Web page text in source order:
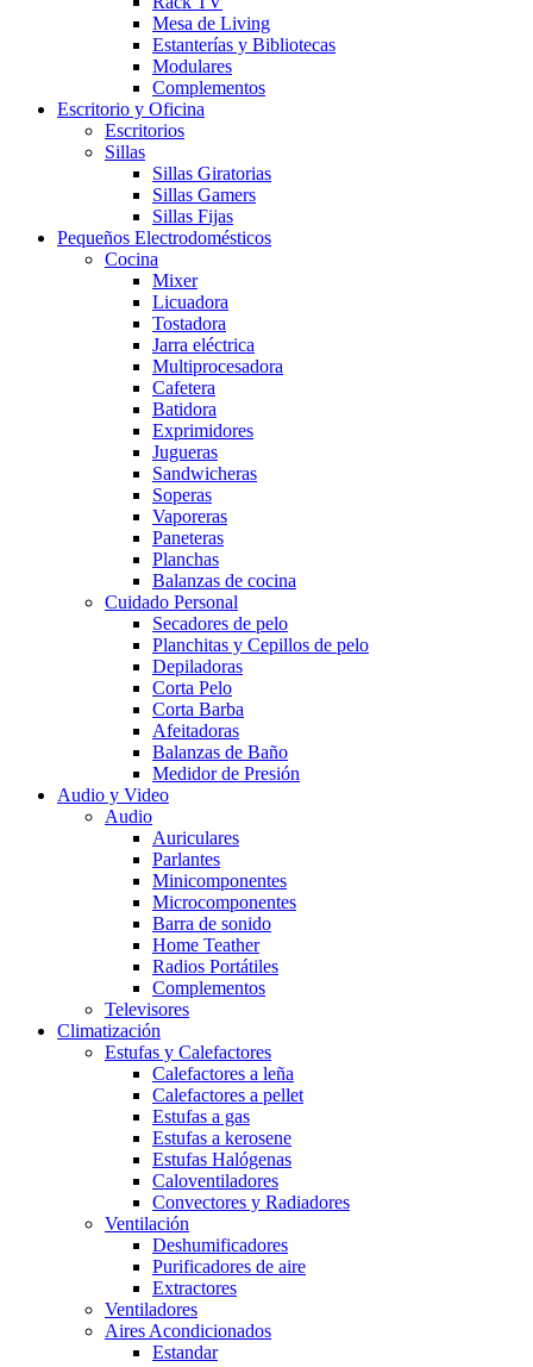
Mesa de Living
Estanterías y Bibliotecas
Modulares
Complementos
Escritorio y Oficina
Escritorios
Sillas
Sillas Giratorias
Sillas Gamers
Sillas Fijas
Pequeños Electrodomésticos
Cocina
Mixer
Licuadora
Tostadora
Jarra eléctrica
Multiprocesadora
Cafetera
Batidora
Exprimidores
Jugueras
Sandwicheras
Soperas
Vaporeras
Paneteras
Planchas
Balanzas de cocina
Cuidado Personal
Secadores de pelo
Planchitas y Cepillos de pelo
Depiladoras
Corta Pelo
Corta Barba
Afeitadoras
Balanzas de Baño
Medidor de Presión
Audio y Video
Audio
Auriculares
Parlantes
Minicomponentes
Microcomponentes
Barra de sonido
Home Teather
Radios Portátiles
Complementos
Televisores
Climatización
Estufas y Calefactores
Calefactores a leña
Calefactores a pellet
Estufas a gas
Estufas a kerosene
Estufas Halógenas
Caloventiladores
Convectores y Radiadores
Ventilación
Deshumificadores
Purificadores de aire
Extractores
Ventiladores
Aires Acondicionados
Estandar